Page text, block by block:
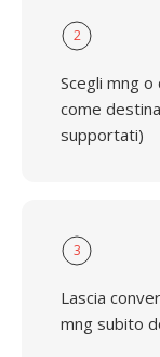
2
Scegli mng
come
supportati)
3
Lascia
mng subito